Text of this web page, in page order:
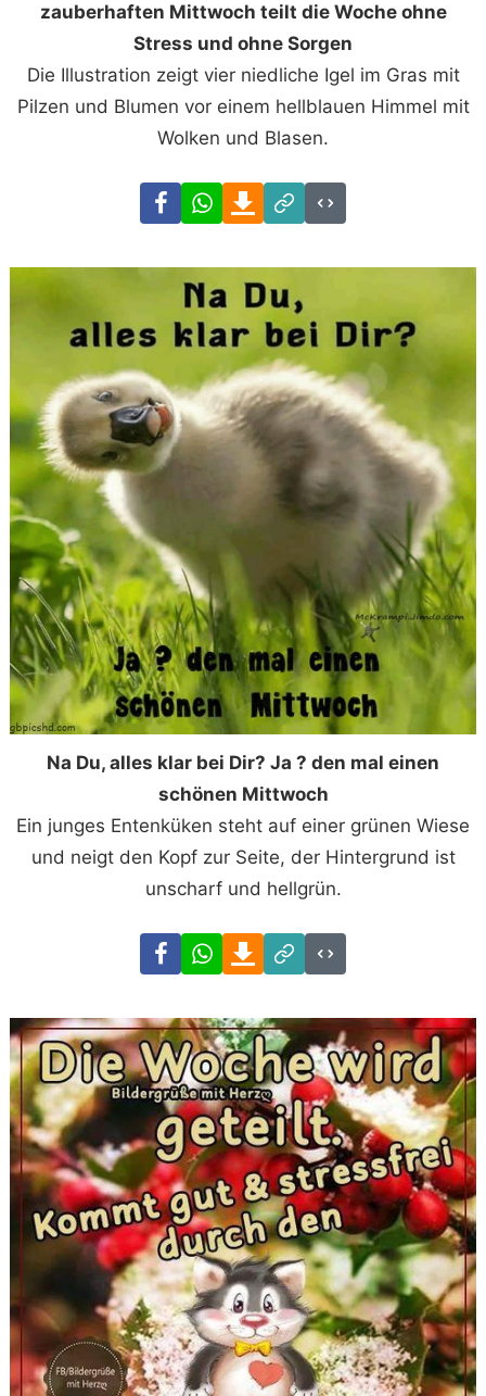
zauberhaften Mittwoch teilt die Woche ohne
Stress und ohne Sorgen
Die Illustration zeigt vier niedliche Igel im Gras mit
Pilzen und Blumen vor einem hellblauen Himmel mit
Wolken und Blasen.
FacebookWhatsAppDownload
Link
Code
Na Du, alles klar bei Dir? Ja ? den mal einen
schönen Mittwoch
Ein junges Entenküken steht auf einer grünen Wiese
und neigt den Kopf zur Seite, der Hintergrund ist
unscharf und hellgrün.
FacebookWhatsAppDownload
Link
Code